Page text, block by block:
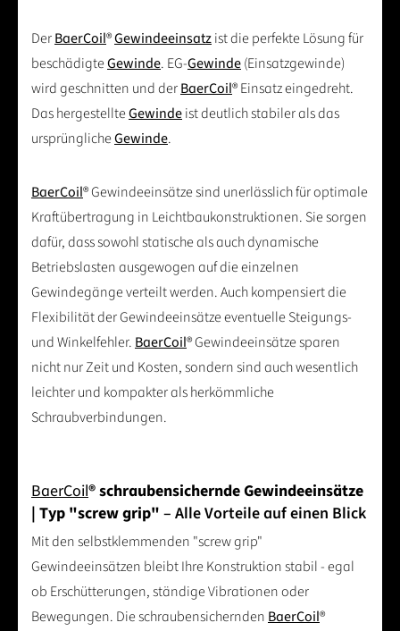
DerBaerCoil®Gewindeeinsatzist die perfekte Lösung für
beschädigteGewinde. EG-Gewinde(Einsatzgewinde)
wird geschnitten und derBaerCoil® Einsatz eingedreht.
Das hergestellteGewindeist deutlich stabiler als das
ursprünglicheGewinde.
BaerCoil® Gewindeeinsätze sind unerlässlich für optimale
Kraftübertragung in Leichtbaukonstruktionen. Sie sorgen
dafür, dass sowohl statische als auch dynamische
Betriebslasten ausgewogen auf die einzelnen
Gewindegänge verteilt werden. Auch kompensiert die
Flexibilität der Gewindeeinsätze eventuelle Steigungs-
und Winkelfehler. BaerCoil® Gewindeeinsätze sparen
nicht nur Zeit und Kosten, sondern sind auch wesentlich
leichter und kompakter als herkömmliche
Schraubverbindungen.
BaerCoil® schraubensichernde Gewindeeinsätze
| Typ "screw grip" – Alle Vorteile auf einen Blick
Mit den selbstklemmenden "screw grip"
Gewindeeinsätzen bleibt Ihre Konstruktion stabil - egal
ob Erschütterungen, ständige Vibrationen oder
Bewegungen. Die schraubensichernden BaerCoil®